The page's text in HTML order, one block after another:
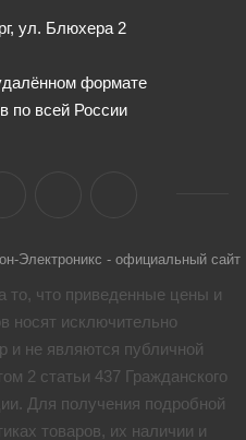
ул. Блюхера 2
формате
по всей России
Электроникс - официальный сайт
что приведенные цены и
носят исключительно
и не являются публичной
2 статьи 437 Гражданского
Для получения подробной
товaров, их наличии и